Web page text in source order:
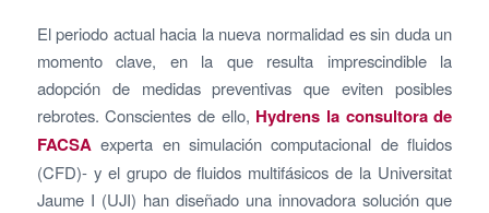
El periodo actual hacia la nueva normalidad es sin duda un
momento clave, en la que resulta imprescindible la
adopción de medidas preventivas que eviten posibles
rebrotes. Conscientes de ello, Hydrens la consultora de
FACSA experta en simulación computacional de fluidos
(CFD)- y el grupo de fluidos multifásicos de la Universitat
Jaume I (UJI) han diseñado una innovadora solución que